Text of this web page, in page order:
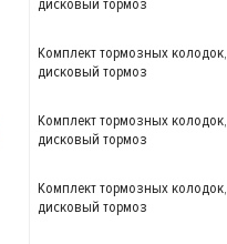
Комплект тормозных колодок,
дисковый тормоз
Комплект тормозных колодок,
дисковый тормоз
Комплект тормозных колодок,
дисковый тормоз